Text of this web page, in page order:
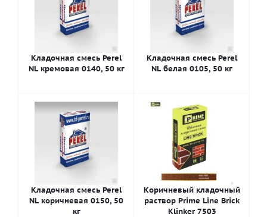
Кладочная смесь Perel
NL кремовая 0140, 50 кг
Кладочная смесь Perel
NL белая 0105, 50 кг
Кладочная смесь Perel
NL коричневая 0150, 50
кг
Коричневый кладочный
раствор Prime Line Brick
Klinker 7503